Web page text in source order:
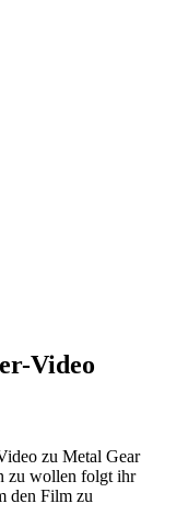
Video
zu Metal Gear
zu wollen folgt ihr
den Film zu